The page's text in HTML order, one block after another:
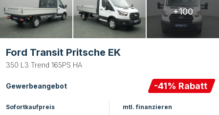
+100
Ford Transit Pritsche EK
350 L3 Trend 165PS HA
Gewerbeangebot -41% Rabatt
Sofortkaufpreis mtl. finanzieren